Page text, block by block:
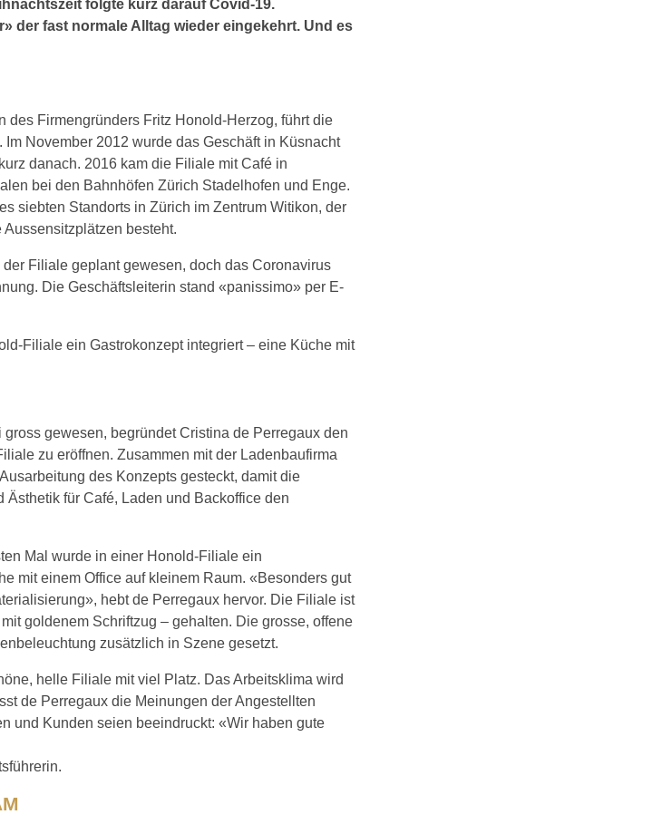
folgte kurz darauf Covid-19.
der fast normale Alltag wieder eingekehrt. Und es
des Firmengründers Fritz Honold-Herzog, führt die
November 2012 wurde das Geschäft in Küsnacht
danach. 2016 kam die Filiale mit Café in
bei den Bahnhöfen Zürich Stadelhofen und Enge.
siebten Standorts in Zürich im Zentrum Witikon, der
besteht.
Filiale geplant gewesen, doch das Coronavirus
Die Geschäftsleiterin stand «panissimo» per E-
Filiale ein Gastrokonzept integriert – eine Küche mit
gewesen, begründet Cristina de Perregaux den
zu eröffnen. Zusammen mit der Ladenbaufirma
des Konzepts gesteckt, damit die
für Café, Laden und Backoffice den
Mal wurde in einer Honold-Filiale ein
mit einem Office auf kleinem Raum. «Besonders gut
hebt de Perregaux hervor. Die Filiale ist
goldenem Schriftzug – gehalten. Die grosse, offene
zusätzlich in Szene gesetzt.
helle Filiale mit viel Platz. Das Arbeitsklima wird
de Perregaux die Meinungen der Angestellten
und Kunden seien beeindruckt: «Wir haben gute